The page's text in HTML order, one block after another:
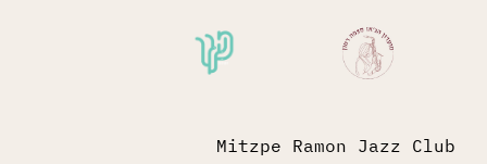
Mitzpe Ramon Jazz Club